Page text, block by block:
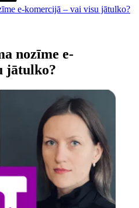
e-komercijā – vai visu jātulko?
nozīme e-
jātulko?